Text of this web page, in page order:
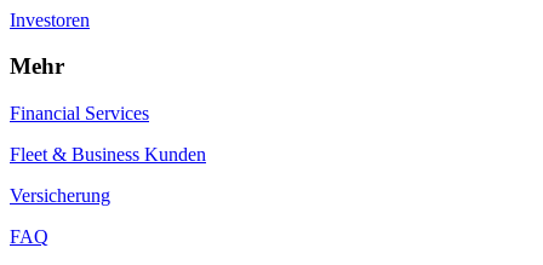
Investoren
Mehr
Financial Services
Fleet & Business Kunden
Versicherung
FAQ